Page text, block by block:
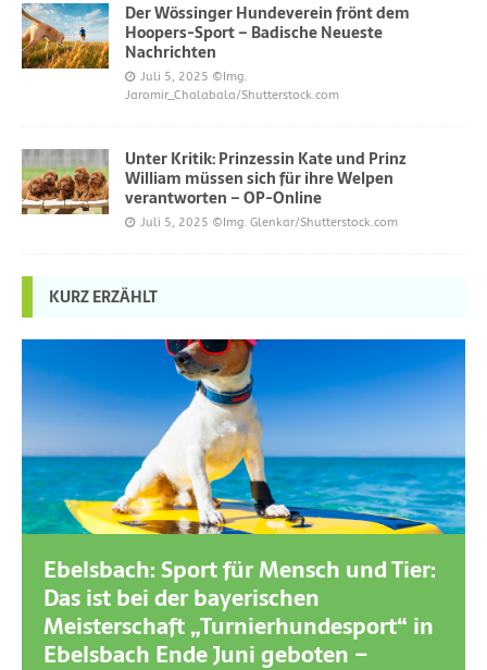
Der Wössinger Hundeverein frönt dem
Hoopers-Sport – Badische Neueste
Nachrichten
Juli 5, 2025 ©Img.
Jaromir_Chalabala/Shutterstock.com
Unter Kritik: Prinzessin Kate und Prinz
William müssen sich für ihre Welpen
verantworten – OP-Online
Juli 5, 2025 ©Img. Glenkar/Shutterstock.com
KURZ ERZÄHLT
Ebelsbach: Sport für Mensch und Tier:
Das ist bei der bayerischen
Meisterschaft „Turnierhundesport“ in
Ebelsbach Ende Juni geboten –